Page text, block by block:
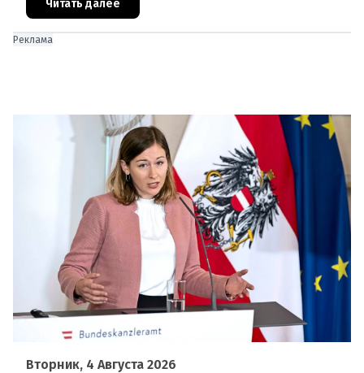
проблемы перегрева жилых помещений. В среду н
Читать далее
Реклама
Вторник, 4 Августа 2026